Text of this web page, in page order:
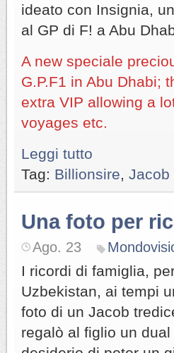
ideato con Insignia,
al GP di F! a Abu
A new speciale
G.P.F1 in Abu Dhabi;
extra VIP allowing a
voyages etc.
Leggi tutto
Tag: Billionsire Jacob
Una foto per
Ago. 23
I ricordi di famiglia,
Uzbekistan, ai tempi
foto di un Jacob
regalò al figlio un